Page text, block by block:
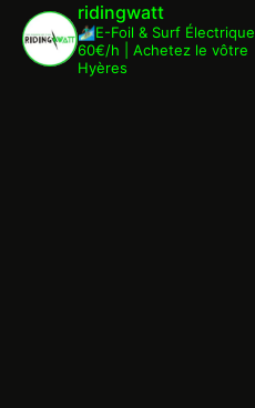
ridingwatt
🏄🏾‍♂️E-Foil & Surf Électrique
60€/h | Achetez le vôtre
Hyères